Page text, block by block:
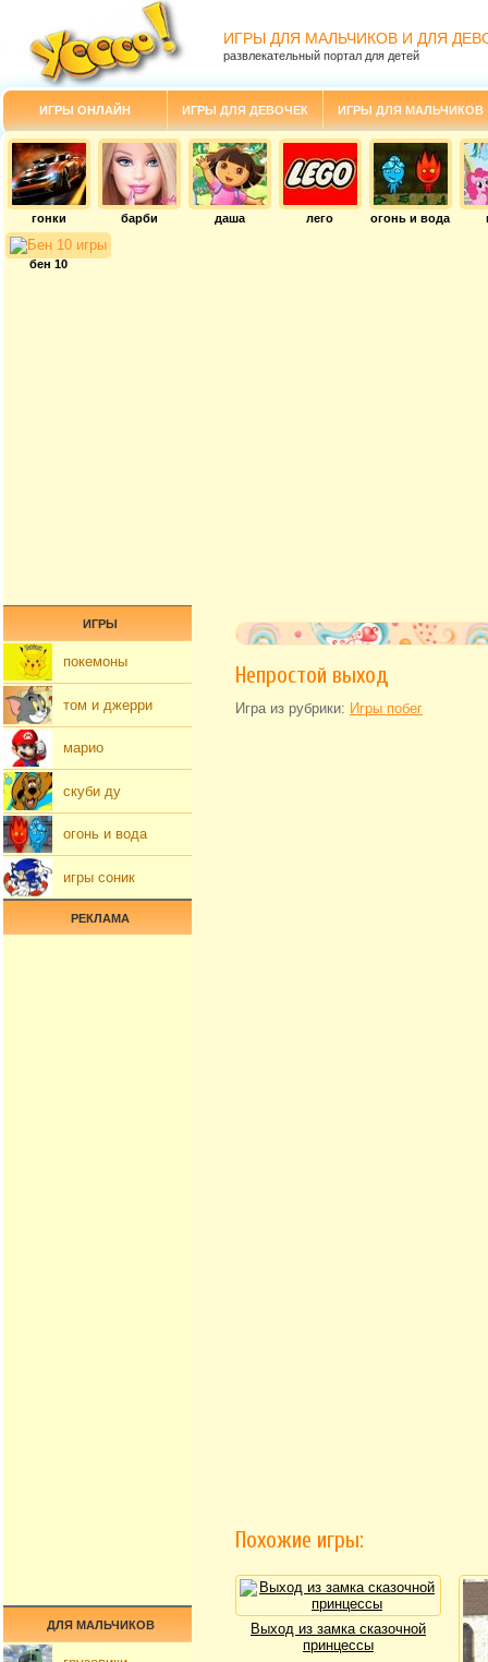
ИГРЫ ДЛЯ МАЛЬЧИКОВ И ДЛЯ
развлекательный портал для детей
ИГРЫ ОНЛАЙН ИГРЫ ДЛЯ ДЕВОЧЕК ИГРЫ ДЛЯ МАЛЬЧИКОВ
гонки барби даша лего огонь и вода
бен 10
Непростой выход
Игра из рубрики: Игры побег
Похожие игры:
Выход из замка сказочной
принцессы
ИГРЫ
покемоны
том и джерри
марио
скуби ду
огонь и вода
игры соник
РЕКЛАМА
ДЛЯ МАЛЬЧИКОВ